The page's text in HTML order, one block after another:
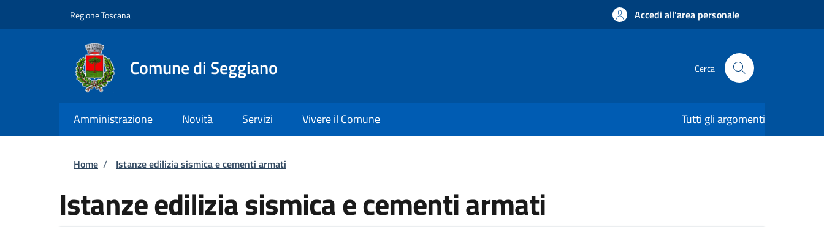
Regione Toscana Accedi all'area personale
Comune di Seggiano Cerca
Amministrazione Novità Servizi Vivere il Comune Tutti gli argomenti
Briciole di pane
Home / Istanze edilizia sismica e cementi armati
Istanze edilizia sismica e cementi armati